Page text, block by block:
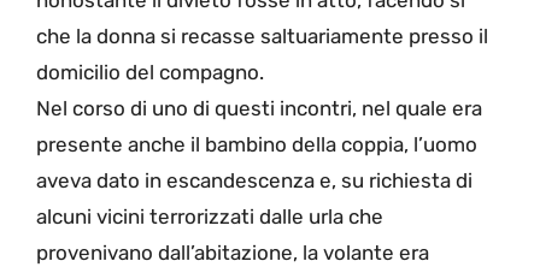
che la donna si recasse saltuariamente presso il
domicilio del compagno.
Nel corso di uno di questi incontri, nel quale era
presente anche il bambino della coppia, l’uomo
aveva dato in escandescenza e, su richiesta di
alcuni vicini terrorizzati dalle urla che
provenivano dall’abitazione, la volante era